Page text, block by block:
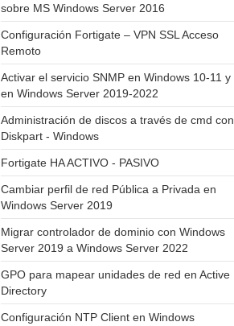
sobre MS Windows Server 2016
Configuración Fortigate – VPN SSL Acceso
Remoto
Activar el servicio SNMP en Windows 10-11 y
en Windows Server 2019-2022
Administración de discos a través de cmd con
Diskpart - Windows
Fortigate HA ACTIVO - PASIVO
Cambiar perfil de red Pública a Privada en
Windows Server 2019
Migrar controlador de dominio con Windows
Server 2019 a Windows Server 2022
GPO para mapear unidades de red en Active
Directory
Configuración NTP Client en Windows